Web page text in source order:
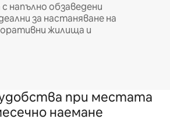
напълно обзаведени
за настаняване на
жилища и
при местата
наемане